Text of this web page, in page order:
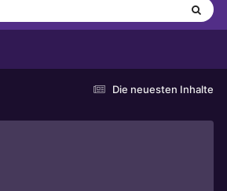
Die neuesten Inhalte